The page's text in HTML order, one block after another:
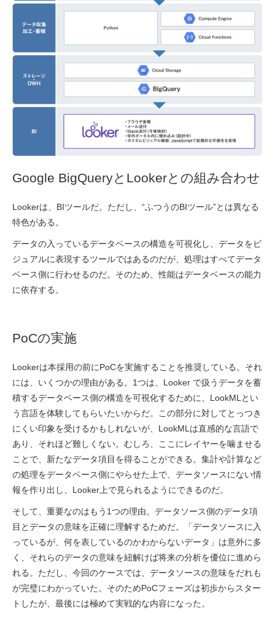
Google BigQueryとLookerとの組み合わせ
Lookerは、BIツールだ。ただし、“ふつうのBIツール”とは異なる
特色がある。
データの入っているデータベースの構造を可視化し、データをビ
ジュアルに表現するツールではあるのだが、処理はすべてデータ
ベース側に行わせるのだ。そのため、性能はデータベースの能力
に依存する。
PoCの実施
Lookerは本採用の前にPoCを実施することを推奨している。それ
には、いくつかの理由がある。1つは、Looker で扱うデータを蓄
積するデータベース側の構造を可視化するために、LookMLとい
う言語を体験してもらいたいからだ。この部分に対してとっつき
にくい印象を受けるかもしれないが、LookMLは直感的な言語で
あり、それほど難しくない。むしろ、ここにレイヤーを噛ませる
ことで、新たなデータ項目を得ることができる。集計や計算など
の処理をデータベース側にやらせた上で、データソースにない情
報を作り出し、Looker上で見られるようにできるのだ。
そして、重要なのはもう1つの理由。データソース側のデータ項
目とデータの意味を正確に理解するためだ。「データソースに入
っているが、何を表しているのかわからないデータ」は意外に多
く、それらのデータの意味を紐解けば将来の分析を優位に進めら
れる。ただし、今回のケースでは、データソースの意味をだれも
が完璧にわかっていた。そのためPoCフェーズは初歩からスター
トしたが、最後には極めて実戦的な内容になった。